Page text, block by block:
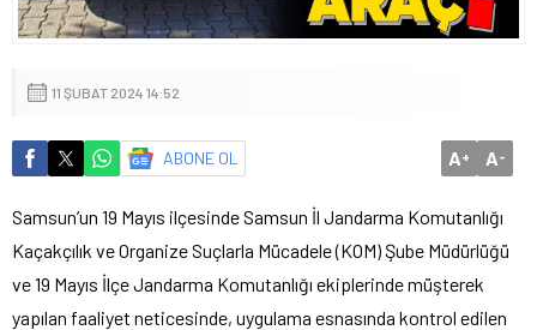
11 ŞUBAT 2024 14:52
ABONE OL A+ A-
Samsun’un 19 Mayıs ilçesinde Samsun İl Jandarma Komutanlığı
Kaçakçılık ve Organize Suçlarla Mücadele (KOM) Şube Müdürlüğü
ve 19 Mayıs İlçe Jandarma Komutanlığı ekiplerinde müşterek
yapılan faaliyet neticesinde, uygulama esnasında kontrol edilen